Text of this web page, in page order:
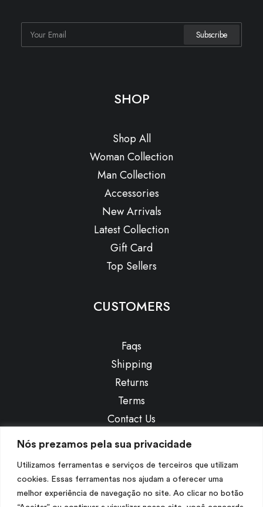
Nós prezamos pela sua privacidade
Utilizamos ferramentas e serviços de terceiros que utilizam
cookies. Essas ferramentas nos ajudam a oferecer uma
melhor experiência de navegação no site. Ao clicar no botão
SHOP
Shop All
Woman Collection
Man Collection
Accessories
New Arrivals
Latest Collection
Gift Card
Top Sellers
CUSTOMERS
Faqs
Shipping
Returns
Terms
Contact Us
Privacy
CONTACT US